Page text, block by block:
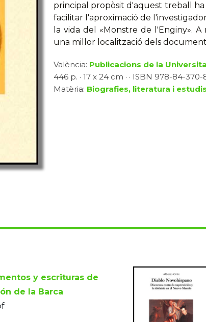
principal propòsit d'aquest treball
facilitar l'aproximació de
la vida del «Monstre de l'Enginy».
una millor localització dels
València: Publicacions de la
446 p. · 17 x 24 cm · · ISBN 978-84-370-
Matèria: Biografies, literatura i
y escrituras de
de la Barca